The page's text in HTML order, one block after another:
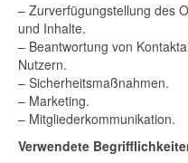
– Zurverfügungstellung des
und Inhalte.
– Beantwortung von
Nutzern.
– Sicherheitsmaßnahmen.
– Marketing.
– Mitgliederkommunikation.
Verwendete